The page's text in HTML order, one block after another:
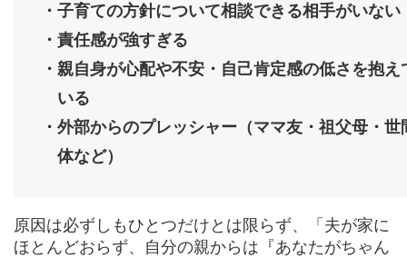
・子育ての方針について相談できる相手がいない
・責任感が強すぎる
・親自身が心配や不安・自己肯定感の低さを抱え
いる
・外部からのプレッシャー（ママ友・祖父母・世
体など）
原因は必ずしもひとつだけとは限らず、「夫が家に
ほとんどおらず、自分の親からは『あなたがちゃん